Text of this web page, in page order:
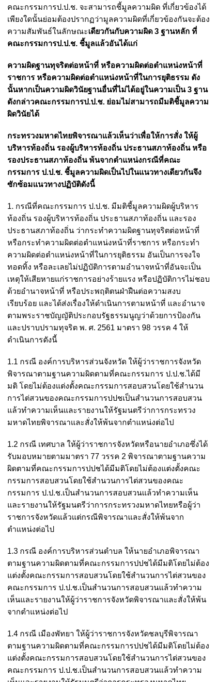
คณะกรรมการป.ป.ช. จะสามารถชี้มูลความผิด ที่เกี่ยวข้องได้
เพียงใดนั้นย่อมต้องปรากฏว่ามูลความผิดที่เกี่ยวข้องกันจะต้อง
ความสัมพันธ์ในลักษณะเดียวกันกับความผิด 3 ฐานหลัก ที่
คณะกรรมการป.ป.ช. ชี้มูลแล้วอันได้แก่
ความผิดฐานทุจริตต่อหน้าที่ หรือความผิดต่อตำแหน่งหน้าที่
ราชการ หรือความผิดต่อตำแหน่งหน้าที่ในการยุติธรรม ดัง
นั้นหากเป็นความผิดวินัยฐานอื่นที่ไม่ได้อยู่ในความเป็น 3 ฐาน
ดังกล่าวคณะกรรมการป.ป.ช. ย่อมไม่สามารถมีมติชี้มูลความ
ผิดวินัยได้
กระทรวงมหาดไทยพิจารณาแล้วเห็นว่าเพื่อให้การสั่ง ให้ผู้
บริหารท้องถิ่น รองผู้บริหารท้องถิ่น ประธานสภาท้องถิ่น หรือ
รองประธานสภาท้องถิ่น พ้นจากตำแหน่งกรณีที่คณะ
กรรมการ ป.ป.ช. ชี้มูลความผิดเป็นไปในแนวทางเดียวกันจึง
ซักซ้อมแนวทางปฏิบัติ​ดังนี้
1. กรณีที่คณะกรรมการ ป.ป.ช. มีมติชี้มูลความผิดผู้บริหาร
ท้องถิ่น รองผู้บริหารท้องถิ่น ประธานสภาท้องถิ่น และรอง
ประธานสภาท้องถิ่น ว่ากระทำความผิดฐานทุจริตต่อหน้าที่
หรือกระทำความผิดต่อตำแหน่งหน้าที่ราชการ หรือกระทำ
ความผิดต่อตำแหน่งหน้าที่ในการยุติธรรม อันเป็นการจงใจ
ทอดทิ้ง หรือละเลยไม่ปฏิบัติการตามอำนาจหน้าที่อันจะเป็น
เหตุให้เสียหายแก่ราชการอย่างร้ายแรง หรือปฏิบัติการไม่ชอบ
ด้วยอำนาจหน้าที่ หรือประพฤติตนฝ่าฝืนต่อความสงบ
เรียบร้อย และได้ส่งเรื่องให้ดำเนินการตามหน้าที่ และอำนาจ
ตามพระราชบัญญัติประกอบรัฐธรรมนูญว่าด้วยการป้องกัน
และปราบปรามทุจริต พ. ศ. 2561 มาตรา 98 วรรค 4 ให้
ดำเนินการดังนี้
1.1 กรณี องค์การบริหารส่วนจังหวัด ให้ผู้ว่าราชการจังหวัด
พิจารณาตามฐานความผิดตามที่คณะกรรมการ ป.ป.ช.ได้มี
มติ โดยไม่ต้องแต่งตั้งคณะกรรมการสอบสวนโดยใช้สำนวน
การไต่สวนของคณะกรรมการปปชเป็นสำนวนการสอบสวน
แล้วทำความเห็นและรายงานให้รัฐมนตรีว่าการกระทรวง
มหาดไทยพิจารณาและสั่งให้พ้นจากตำแหน่งต่อไป
1.2 กรณี เทศบาล ให้ผู้ว่าราชการจังหวัดหรือนายอำเภอซึ่งได้
รับมอบหมายตามมาตรา 77 วรรค 2 พิจารณาตามฐานความ
ผิดตามที่คณะกรรมการปปชได้มีมติโดยไม่ต้องแต่งตั้งคณะ
กรรมการสอบสวนโดยใช้สำนวนการไต่สวนของคณะ
กรรมการ ป.ป.ช.เป็นสำนวนการสอบสวนแล้วทำความเห็น
และรายงานให้รัฐมนตรีว่าการกระทรวงมหาดไทยหรือผู้ว่า
ราชการจังหวัดแล้วแต่กรณีพิจารณาและสั่งให้พ้นจาก
ตำแหน่งต่อไป
1.3​ กรณี องค์การบริหารส่วนตำบล ให้นายอำเภอพิจารณา
ตามฐานความผิดตามที่คณะกรรมการปปชได้มีมติโดยไม่ต้อง
แต่งตั้งคณะกรรมการสอบสวนโดยใช้สำนวนการไต่สวนของ
คณะกรรมการ ป.ป.ช.เป็นสำนวนการสอบสวนแล้วทำความ
เห็นและรายงานให้ผู้ว่าราชการจังหวัดพิจารณาและสั่งให้พ้น
จากตำแหน่งต่อไป
1.4​ กรณี เมืองพัทยา ให้ผู้ว่าราชการจังหวัดชลบุรีพิจารณา
ตามฐานความผิดตามที่คณะกรรมการปปชได้มีมติโดยไม่ต้อง
แต่งตั้งคณะกรรมการสอบสวนโดยใช้สำนวนการไต่สวนของ
คณะกรรมการ ป.ป.ช.เป็นสำนวนการสอบสวนแล้วทำความ